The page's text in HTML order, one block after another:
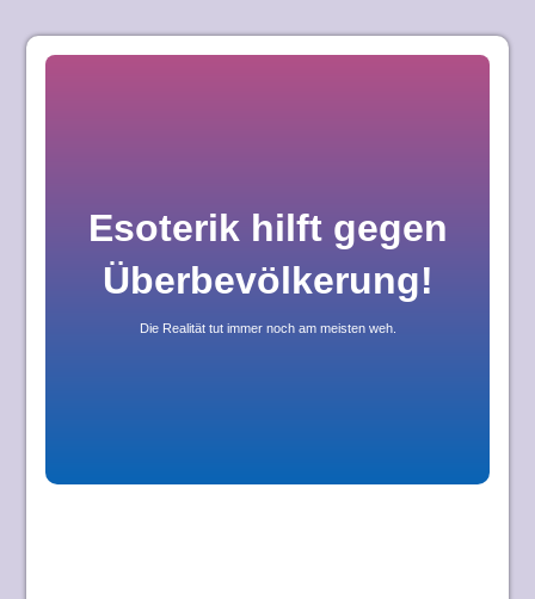
Skip
Esoterik hilft gegen
Überbevölkerung!
Die Realität tut immer noch am meisten weh.